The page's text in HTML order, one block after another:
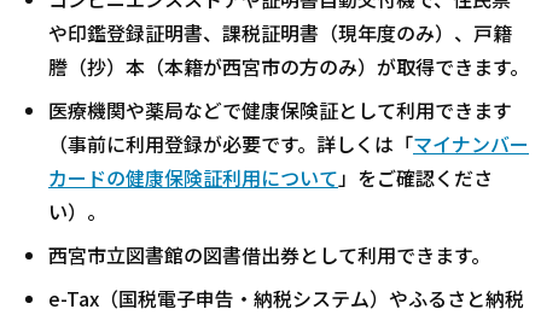
や印鑑登録証明書、課税証明書（現年度のみ）、戸籍
謄（抄）本（本籍が西宮市の方のみ）が取得できます。
医療機関や薬局などで健康保険証として利用できます
（事前に利用登録が必要です。詳しくは「マイナンバー
カードの健康保険証利用について」をご確認くださ
い）。
西宮市立図書館の図書借出券として利用できます。
e-Tax（国税電子申告・納税システム）やふるさと納税